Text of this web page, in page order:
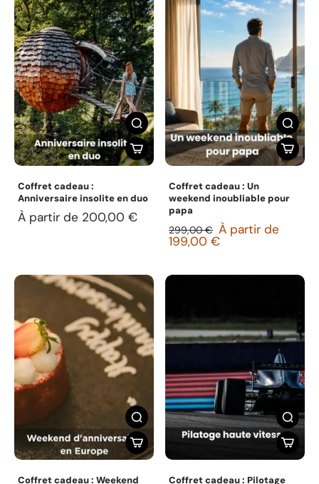
Coffret cadeau :
Anniversaire insolite en duo
À partir de 200,00 €
Coffret cadeau : Un
weekend inoubliable pour
papa
299,00 € À partir de
199,00 €
Coffret cadeau : Weekend
Coffret cadeau : Pilotage